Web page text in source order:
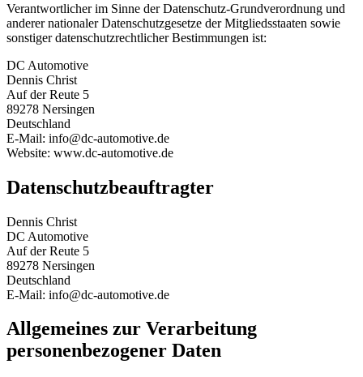
Verantwortlicher im Sinne der Datenschutz-Grundverordnung und
anderer nationaler Datenschutzgesetze der Mitgliedsstaaten sowie
sonstiger datenschutzrechtlicher Bestimmungen ist:
DC Automotive
Dennis Christ
Auf der Reute 5
89278 Nersingen
Deutschland
E-Mail: info@dc-automotive.de
Website: www.dc-automotive.de
Datenschutzbeauftragter
Dennis Christ
DC Automotive
Auf der Reute 5
89278 Nersingen
Deutschland
E-Mail: info@dc-automotive.de
Allgemeines zur Verarbeitung
personenbezogener Daten